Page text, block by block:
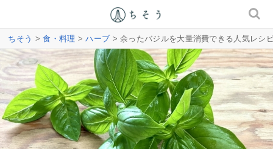
ちそう >食・料理 >ハーブ > 余ったバジルを大量消費できる人気レシ